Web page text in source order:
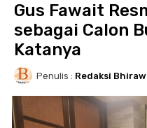
Gus Fawait
sebagai Calon
Katanya
Penulis : Redaksi